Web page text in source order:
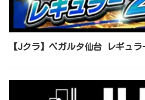
【Jクラ】ベガルタ仙台 レギュ